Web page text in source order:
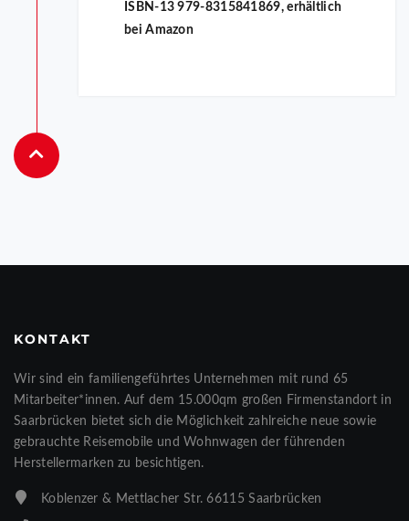
ISBN-13 979-8315841869, erhältlich
bei Amazon
KONTAKT
Wir sind ein familiengeführtes Unternehmen mit rund 65
Mitarbeiter*innen. Auf dem 15.000qm großen Firmenstandort in
Saarbrücken bietet sich die Möglichkeit zahlreiche neue sowie
gebrauchte Reisemobile und Wohnwagen der führenden
Herstellermarken zu besichtigen.
Koblenzer & Mettlacher Str. 66115 Saarbrücken